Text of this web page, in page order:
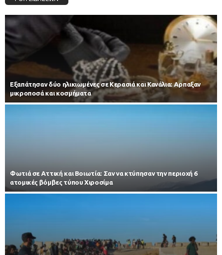
Εξαπάτησαν δύο ηλικιωμένες σε Κερασιά και Κανάλια: Αρπαξαν
μικροποσά και κοσμήματα
Φωτιά σε Αττική και Βοιωτία: Σαν να κτύπησαν την περιοχή 6
ατομικές βόμβες τύπου Χιροσίμα